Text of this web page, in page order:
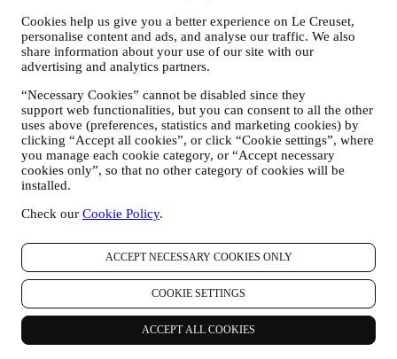
Cookies help us give you a better experience on Le Creuset,
personalise content and ads, and analyse our traffic. We also
share information about your use of our site with our
advertising and analytics partners.
“Necessary Cookies” cannot be disabled since they
support web functionalities, but you can consent to all the other
uses above (preferences, statistics and marketing cookies) by
clicking “Accept all cookies”, or click “Cookie settings”, where
you manage each cookie category, or “Accept necessary
cookies only”, so that no other category of cookies will be
installed.
Check our Cookie Policy.
ACCEPT NECESSARY COOKIES ONLY
COOKIE SETTINGS
ACCEPT ALL COOKIES
kan du begrense bruken av opplysningene om dine online-
handlinger ved å velge dine innstillinger for
informasjonskapsler (men husk at enkelte informasjonskapsler
er nødvendige for å kunne bruke nettstedet). Vennligst merk
annonser, tilbud eller meldinger. Du vil fortsatt motta
generiske annonser, tilbud eller meldinger. For mer
informasjon om hvordan vi bruker informasjonskapsler og
hvordan du kan slette dem, kan du lese våre retningslinjer for
informasjonskapslerher.
Dersom du har kjøpt et produkt fra oss, kan vi komme til å
ditt. Vi er interessert i produktanmeldelser fra kundene våre
kan forbedre produktene og tjenestene våre. På slutten av
kjøpsprosessen kan vi også komme til å invitere deg til å
skrive en produktvurdering. Vurderingen er ikke obligatorisk,
og du velger selv om du vil sende den inn eller ikke.
4. Hvordan blir dine opplysninger beskyttet?
Sikkerhet- Vi legger stor vekt på sikkerheten for dataene til våre